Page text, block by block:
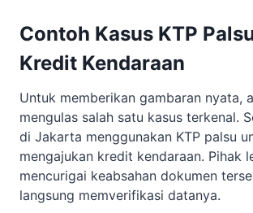
Contoh Kasus KTP
Kredit Kendaraan
Untuk memberikan gambaran nyata,
mengulas salah satu kasus terkenal.
di Jakarta menggunakan KTP palsu
mengajukan kredit kendaraan. Pihak
mencurigai keabsahan dokumen
langsung memverifikasi datanya.